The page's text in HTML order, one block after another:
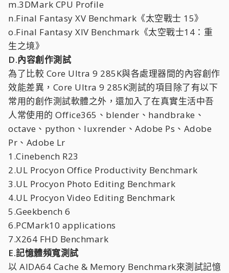
m.3DMark CPU Profile
n.Final Fantasy XV Benchmark《太空戰士 15》
o.Final Fantasy XIV Benchmark《太空戰士14：重
生之境》
D.內容創作測試
為了比較 Core Ultra 9 285K與各處理器間的內容創作
效能差異，Core Ultra 9 285K測試的項目除了有以下
常用的創作測試軟體之外，還加入了在真實生活中吾
人常使用的 Office365、blender、handbrake、
octave、python、luxrender、Adobe Ps、Adobe
Pr、Adobe Lr
1.Cinebench R23
2.UL Procyon Office Productivity Benchmark
3.UL Procyon Photo Editing Benchmark
4.UL Procyon Video Editing Benchmark
5.Geekbench 6
6.PCMark10 applications
7.X264 FHD Benchmark
E.記憶體頻寬測試
以 AIDA64 Cache & Memory Benchmark來測試記憶